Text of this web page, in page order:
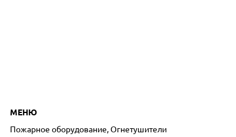
МЕНЮ
Пожарное оборудование, Огнетушители